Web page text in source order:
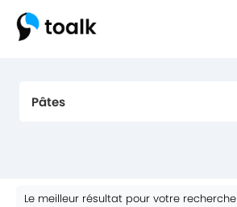
Le meilleur résultat pour votre recherche